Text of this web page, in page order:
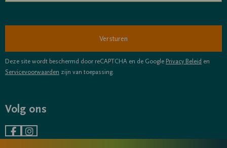
Deze site wordt beschermd door reCAPTCHA en de Google Privacy Beleid en
Servicevoorwaarden zijn van toepassing.
Volg ons
Ga Ga